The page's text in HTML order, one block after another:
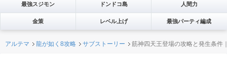
最強スジモン ドンドコ島 人間力
金策 レベル上げ 最強パーティ編成
アルテマ 龍が如く8攻略 サブストーリー 筋神四天王登場の攻略と発生条件